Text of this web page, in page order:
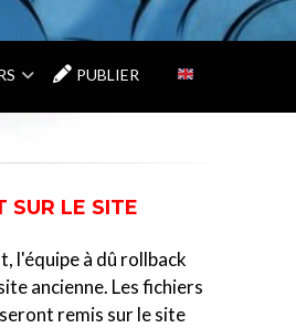
PUBLIER
SUR LE SITE
l'équipe à dû rollback
ancienne. Les fichiers
remis sur le site